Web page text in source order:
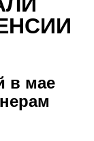
в мае